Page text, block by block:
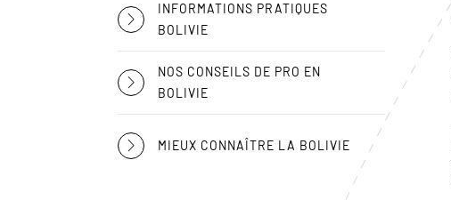
INFORMATIONS PRATIQUES
BOLIVIE
NOS CONSEILS DE PRO EN
BOLIVIE
MIEUX CONNAÎTRE LA BOLIVIE